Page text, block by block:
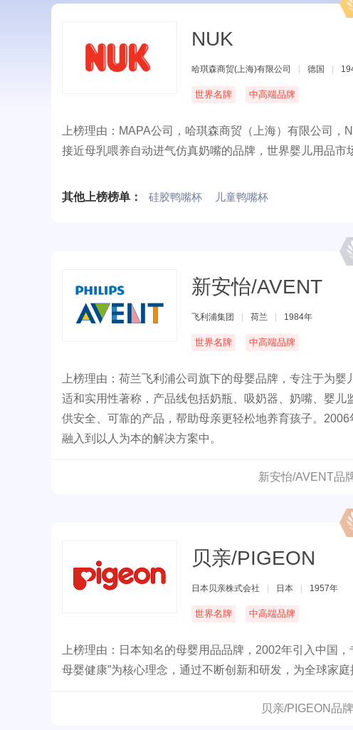
NUK
哈琪森商贸(上海)有限公司 德国
世界名牌 中高端品牌
上榜理由：MAPA公司，哈琪森商贸（上海）有限公司
接近母乳喂养自动进气仿真奶嘴的品牌，世界婴儿用品市
其他上榜榜单： 硅胶鸭嘴杯 儿童鸭嘴杯
新安怡/AVENT
飞利浦集团 荷兰 1984年
世界名牌 中高端品牌
上榜理由：荷兰飞利浦公司旗下的母婴品牌，专注于为
适和实用性著称，产品线包括奶瓶、吸奶器、奶嘴、婴
供安全、可靠的产品，帮助母亲更轻松地养育孩子。
融入到以人为本的解决方案中。
新安怡/AVENT品
贝亲/PIGEON
日本贝亲株式会社 日本 1957年
世界名牌 中高端品牌
上榜理由：日本知名的母婴用品品牌，2002年引入中国
母婴健康”为核心理念，通过不断创新和研发，为全球家
贝亲/PIGEON品